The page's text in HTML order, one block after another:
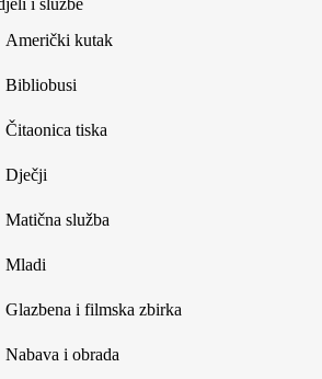
external)
i službe
Američki kutak
Bibliobusi
Čitaonica tiska
Dječji
Matična služba
Mladi
Glazbena i filmska zbirka
Nabava i obrada